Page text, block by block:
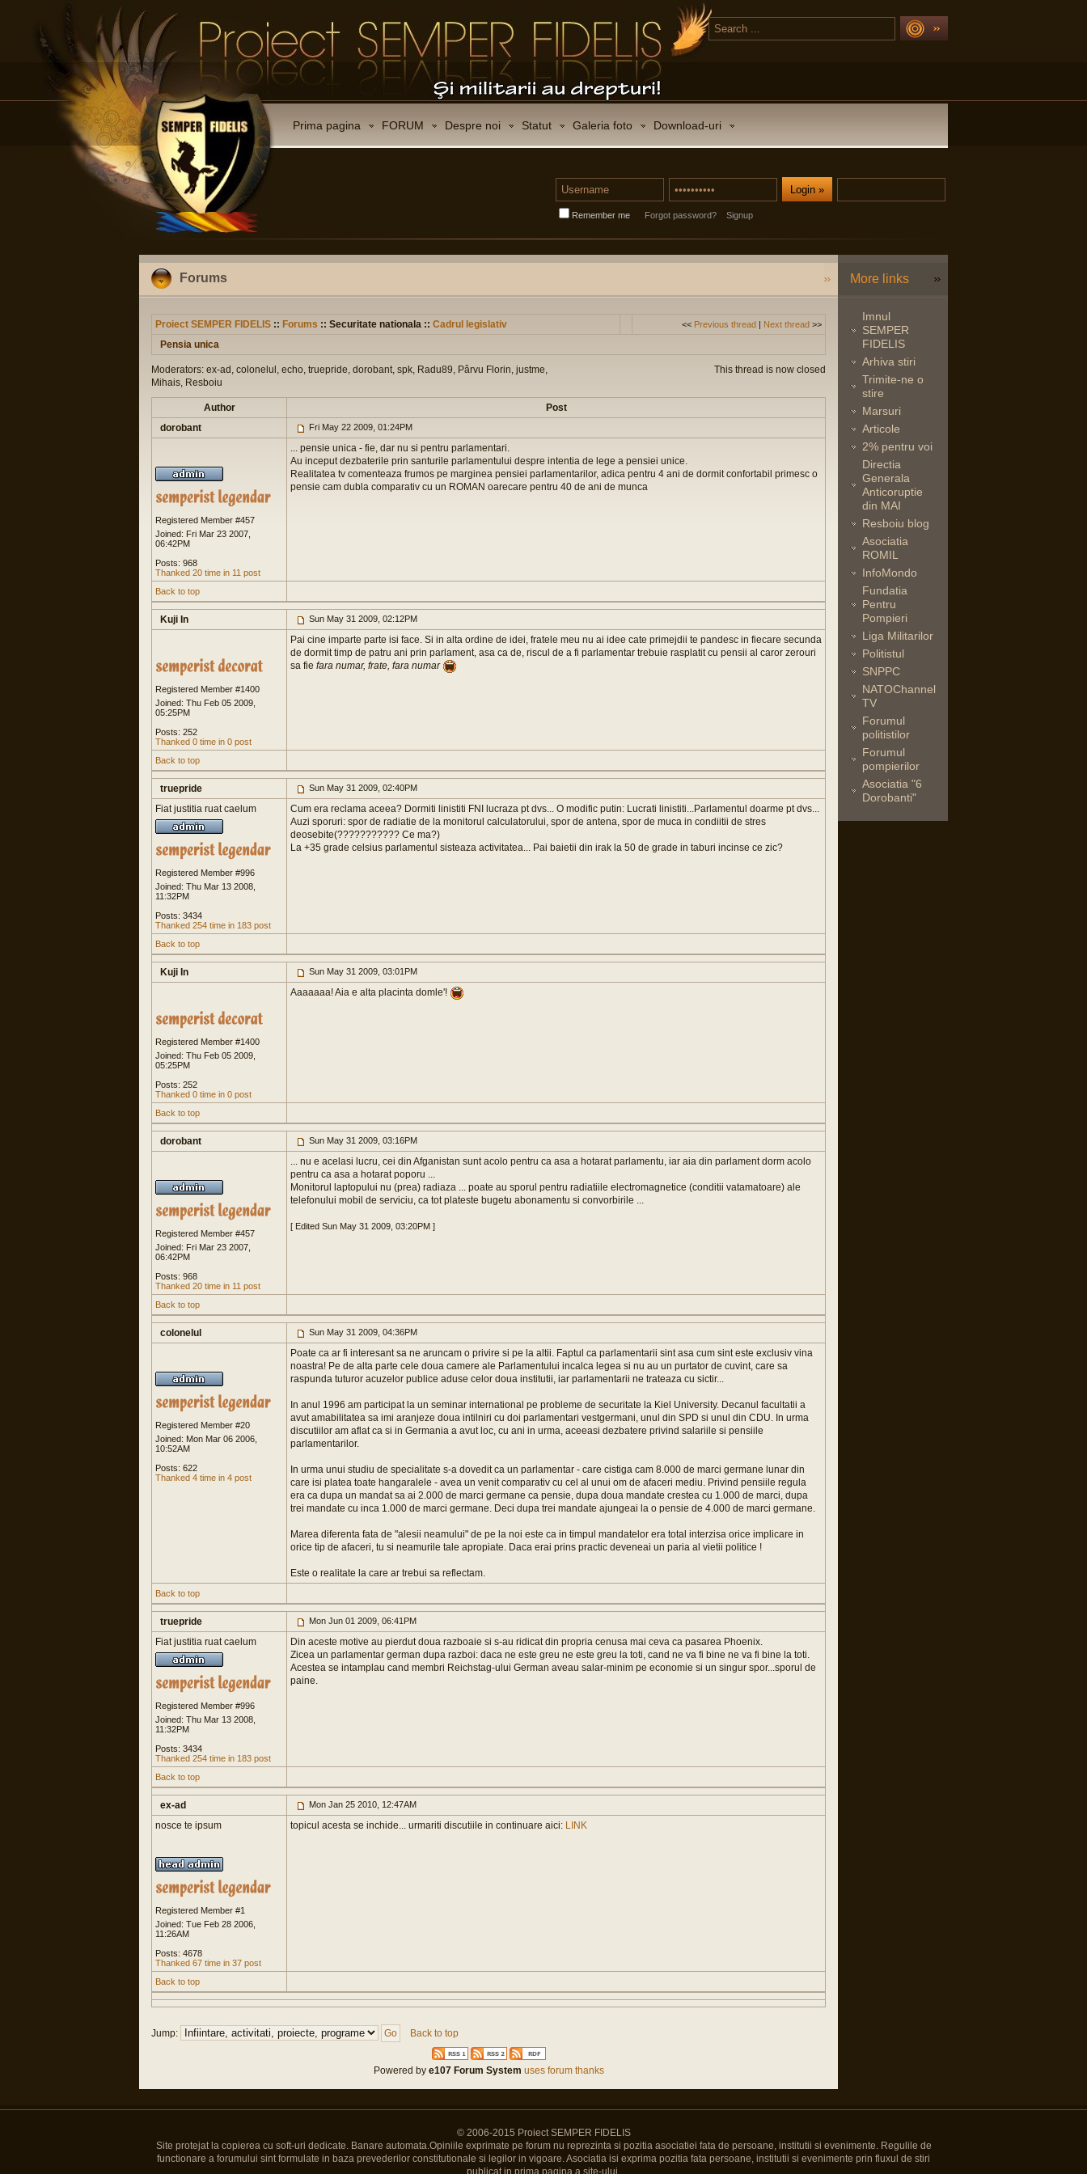
Prima pagina FORUM Despre noi Statut Galeria foto Download-uri
Remember me Forgot password? Signup
Forums
Proiect SEMPER FIDELIS :: Forums :: Securitate nationala :: Cadrul legislativ << Previous thread | Next thread >>
Pensia unica
Moderators: ex-ad, colonelul, echo, truepride, dorobant, spk, Radu89, Pârvu Florin, justme,
Mihais, Resboiu
This thread is now closed
Author
Post
dorobant
Fri May 22 2009, 01:24PM
Registered Member #457
Joined: Fri Mar 23 2007,
06:42PM
Posts: 968
Thanked 20 time in 11 post
... pensie unica - fie, dar nu si pentru parlamentari.
Au inceput dezbaterile prin santurile parlamentului despre intentia de lege a pensiei unice.
Realitatea tv comenteaza frumos pe marginea pensiei parlamentarilor, adica pentru 4 ani de dormit confortabil primesc o
pensie cam dubla comparativ cu un ROMAN oarecare pentru 40 de ani de munca
Back to top
Kuji In Sun May 31 2009, 02:12PM
Registered Member #1400
Joined: Thu Feb 05 2009,
05:25PM
Posts: 252
Thanked 0 time in 0 post
Pai cine imparte parte isi face. Si in alta ordine de idei, fratele meu nu ai idee cate primejdii te pandesc in fiecare secunda
de dormit timp de patru ani prin parlament, asa ca de, riscul de a fi parlamentar trebuie rasplatit cu pensii al caror zerouri
sa fie fara numar, frate, fara numar
Back to top
truepride Sun May 31 2009, 02:40PM
Fiat justitia ruat caelum
Registered Member #996
Joined: Thu Mar 13 2008,
11:32PM
Posts: 3434
Thanked 254 time in 183 post
Cum era reclama aceea? Dormiti linistiti FNI lucraza pt dvs... O modific putin: Lucrati linistiti...Parlamentul doarme pt dvs...
Auzi sporuri: spor de radiatie de la monitorul calculatorului, spor de antena, spor de muca in condiitii de stres
deosebite(??????????? Ce ma?)
La +35 grade celsius parlamentul sisteaza activitatea... Pai baietii din irak la 50 de grade in taburi incinse ce zic?
Back to top
Kuji In Sun May 31 2009, 03:01PM
Registered Member #1400
Joined: Thu Feb 05 2009,
05:25PM
Posts: 252
Thanked 0 time in 0 post
Aaaaaaa! Aia e alta placinta domle'!
Back to top
dorobant Sun May 31 2009, 03:16PM
Registered Member #457
Joined: Fri Mar 23 2007,
06:42PM
Posts: 968
Thanked 20 time in 11 post
... nu e acelasi lucru, cei din Afganistan sunt acolo pentru ca asa a hotarat parlamentu, iar aia din parlament dorm acolo
pentru ca asa a hotarat poporu ...
Monitorul laptopului nu (prea) radiaza ... poate au sporul pentru radiatiile electromagnetice (conditii vatamatoare) ale
telefonului mobil de serviciu, ca tot plateste bugetu abonamentu si convorbirile ...
[ Edited Sun May 31 2009, 03:20PM ]
Back to top
colonelul Sun May 31 2009, 04:36PM
Registered Member #20
Joined: Mon Mar 06 2006,
10:52AM
Posts: 622
Thanked 4 time in 4 post
Poate ca ar fi interesant sa ne aruncam o privire si pe la altii. Faptul ca parlamentarii sint asa cum sint este exclusiv vina
noastra! Pe de alta parte cele doua camere ale Parlamentului incalca legea si nu au un purtator de cuvint, care sa
raspunda tuturor acuzelor publice aduse celor doua institutii, iar parlamentarii ne trateaza cu sictir...
In anul 1996 am participat la un seminar international pe probleme de securitate la Kiel University. Decanul facultatii a
avut amabilitatea sa imi aranjeze doua intilniri cu doi parlamentari vestgermani, unul din SPD si unul din CDU. In urma
discutiilor am aflat ca si in Germania a avut loc, cu ani in urma, aceeasi dezbatere privind salariile si pensiile
parlamentarilor.
In urma unui studiu de specialitate s-a dovedit ca un parlamentar - care cistiga cam 8.000 de marci germane lunar din
care isi platea toate hangaralele - avea un venit comparativ cu cel al unui om de afaceri mediu. Privind pensiile regula
era ca dupa un mandat sa ai 2.000 de marci germane ca pensie, dupa doua mandate crestea cu 1.000 de marci, dupa
trei mandate cu inca 1.000 de marci germane. Deci dupa trei mandate ajungeai la o pensie de 4.000 de marci germane.
Marea diferenta fata de "alesii neamului" de pe la noi este ca in timpul mandatelor era total interzisa orice implicare in
orice tip de afaceri, tu si neamurile tale apropiate. Daca erai prins practic deveneai un paria al vietii politice !
Este o realitate la care ar trebui sa reflectam.
Back to top
truepride Mon Jun 01 2009, 06:41PM
Fiat justitia ruat caelum
Registered Member #996
Joined: Thu Mar 13 2008,
11:32PM
Posts: 3434
Thanked 254 time in 183 post
Din aceste motive au pierdut doua razboaie si s-au ridicat din propria cenusa mai ceva ca pasarea Phoenix.
Zicea un parlamentar german dupa razboi: daca ne este greu ne este greu la toti, cand ne va fi bine ne va fi bine la toti.
Acestea se intamplau cand membri Reichstag-ului German aveau salar-minim pe economie si un singur spor...sporul de
paine.
Back to top
ex-ad Mon Jan 25 2010, 12:47AM
nosce te ipsum
Registered Member #1
Joined: Tue Feb 28 2006,
11:26AM
Posts: 4678
Thanked 67 time in 37 post
topicul acesta se inchide... urmariti discutiile in continuare aici: LINK
Back to top
Jump: Back to top
Powered by e107 Forum System uses forum thanks
More links
Imnul
SEMPER
FIDELIS
Arhiva stiri
Trimite-ne o
stire
Marsuri
Articole
2% pentru voi
Directia
Generala
Anticoruptie
din MAI
Resboiu blog
Asociatia
ROMIL
InfoMondo
Fundatia
Pentru
Pompieri
Liga Militarilor
Politistul
SNPPC
NATOChannel
TV
Forumul
politistilor
Forumul
pompierilor
Asociatia "6
Dorobanti"
© 2006-2015 Proiect SEMPER FIDELIS
Site protejat la copierea cu soft-uri dedicate. Banare automata.Opiniile exprimate pe forum nu reprezinta si pozitia asociatiei fata de persoane, institutii si evenimente. Regulile de
functionare a forumului sint formulate in baza prevederilor constitutionale si legilor in vigoare. Asociatia isi exprima pozitia fata persoane, institutii si evenimente prin fluxul de stiri
publicat in prima pagina a site-ului.